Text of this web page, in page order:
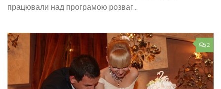
працювали над програмою розваг...
2